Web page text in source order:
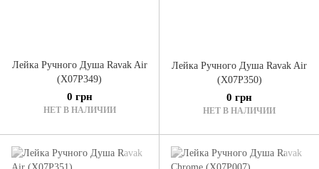
Лейка Ручного Душа Ravak Air
(X07P349)
0 грн
НЕТ В НАЛИЧИИ
Лейка Ручного Душа Ravak Air
(X07P350)
0 грн
НЕТ В НАЛИЧИИ